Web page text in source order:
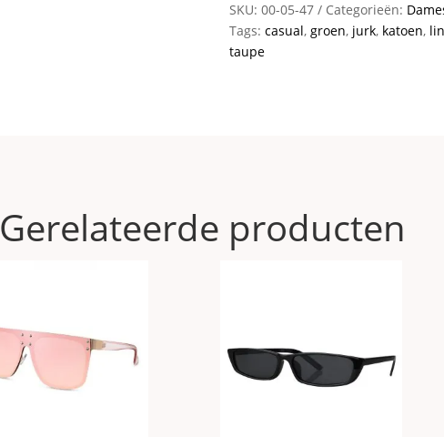
SKU: 00-05-47 Categorieën:
Tags: casual, groen, jurk, katoen,
taupe
Gerelateerde producten